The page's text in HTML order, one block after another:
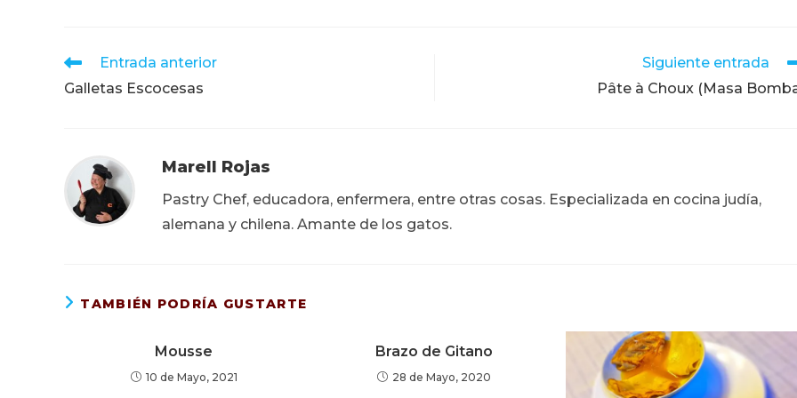
Leer
artículos
Entrada anterior
Galletas Escocesas
Siguiente entrada
Pâte à Choux (Masa
Marell Rojas
Pastry Chef, educadora, enfermera, entre otras cosas. Especializada en cocina judía,
alemana y chilena. Amante de los gatos.
TAMBIÉN PODRÍA GUSTARTE
Mousse
10 de Mayo, 2021
Brazo de Gitano
28 de Mayo, 2020